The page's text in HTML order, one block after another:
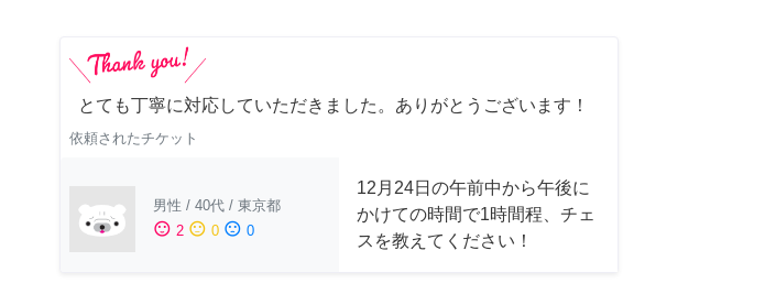
とても丁寧に対応していただきました。ありがとうございます！
依頼されたチケット
男性 / 40代 / 東京都
sentiment_satisfied 2 sentiment_neutral 0 sentiment_dissatisfied 0
12月24日の午前中から午後に
かけての時間で1時間程、チェ
スを教えてください！